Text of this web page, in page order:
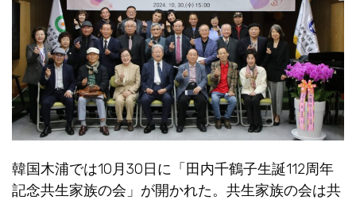
韓国木浦では10月30日に「田内千鶴子生誕112周年
記念共生家族の会」が開かれた。共生家族の会は共